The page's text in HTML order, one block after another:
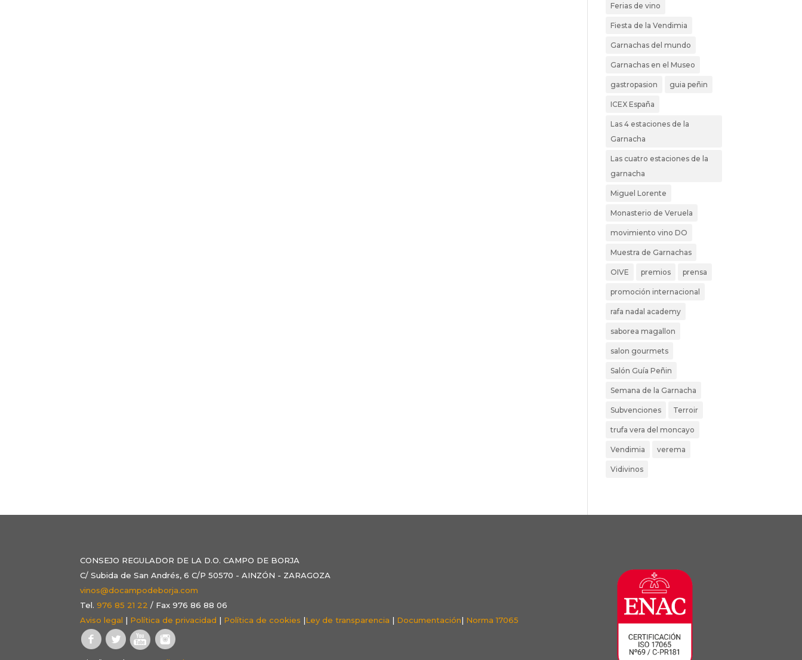
Ferias de vino
Fiesta de la Vendimia
Garnachas del mundo
Garnachas en el Museo
gastropasion guia peñin
ICEX España
Las 4 estaciones de la
Garnacha
Las cuatro estaciones de la
garnacha
Miguel Lorente
Monasterio de Veruela
movimiento vino DO
Muestra de Garnachas
OIVE premios prensa
promoción internacional
rafa nadal academy
saborea magallon
salon gourmets
Salón Guía Peñin
Semana de la Garnacha
Subvenciones Terroir
trufa vera del moncayo
Vendimia verema
Vidivinos
CONSEJO REGULADOR DE LA D.O. CAMPO DE BORJA
C/ Subida de San Andrés, 6 C/P 50570 - AINZÓN - ZARAGOZA
vinos@docampodeborja.com
Tel.976 85 21 22 / Fax 976 86 88 06
Aviso legal | Política de privacidad | Política de cookies |Ley de transparencia | Documentación| Norma 17065